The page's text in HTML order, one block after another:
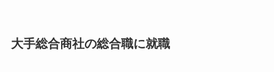
大手総合商社の総合職に就職